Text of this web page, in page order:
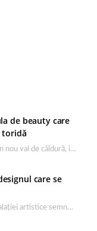
de beauty care
toridă
România traversează un nou val de căldură, iar rutina de îngrijire capătă un rol esențial…
care se
După prezentarea instalației artistice semnată de Catrinel Săbăciag în cadrul evenimentului de lansare HONOR Magic…